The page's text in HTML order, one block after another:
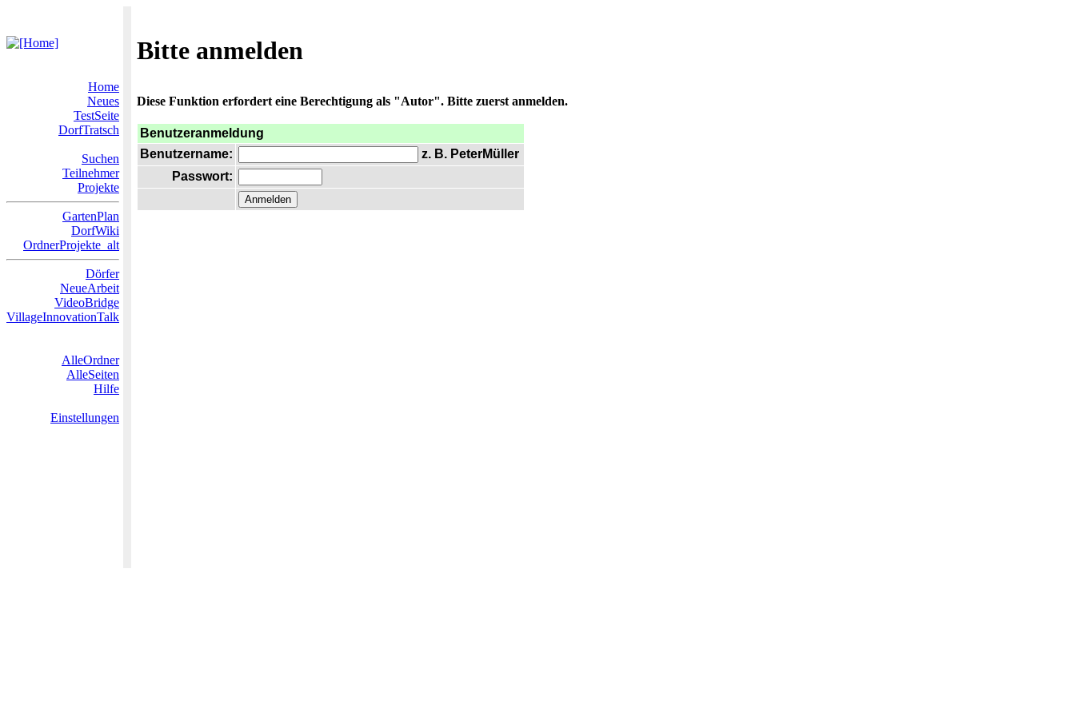
Bitte anmelden
Home
Neues
TestSeite
DorfTratsch
Suchen
Teilnehmer
Projekte
GartenPlan
DorfWiki
OrdnerProjekte_alt
Dörfer
NeueArbeit
VideoBridge
VillageInnovationTalk
AlleOrdner
AlleSeiten
Hilfe
Einstellungen
Diese Funktion erfordert eine Berechtigung als "Autor". Bitte zuerst anmelden.
Benutzeranmeldung
Benutzername:
z. B. PeterMüller
Passwort: